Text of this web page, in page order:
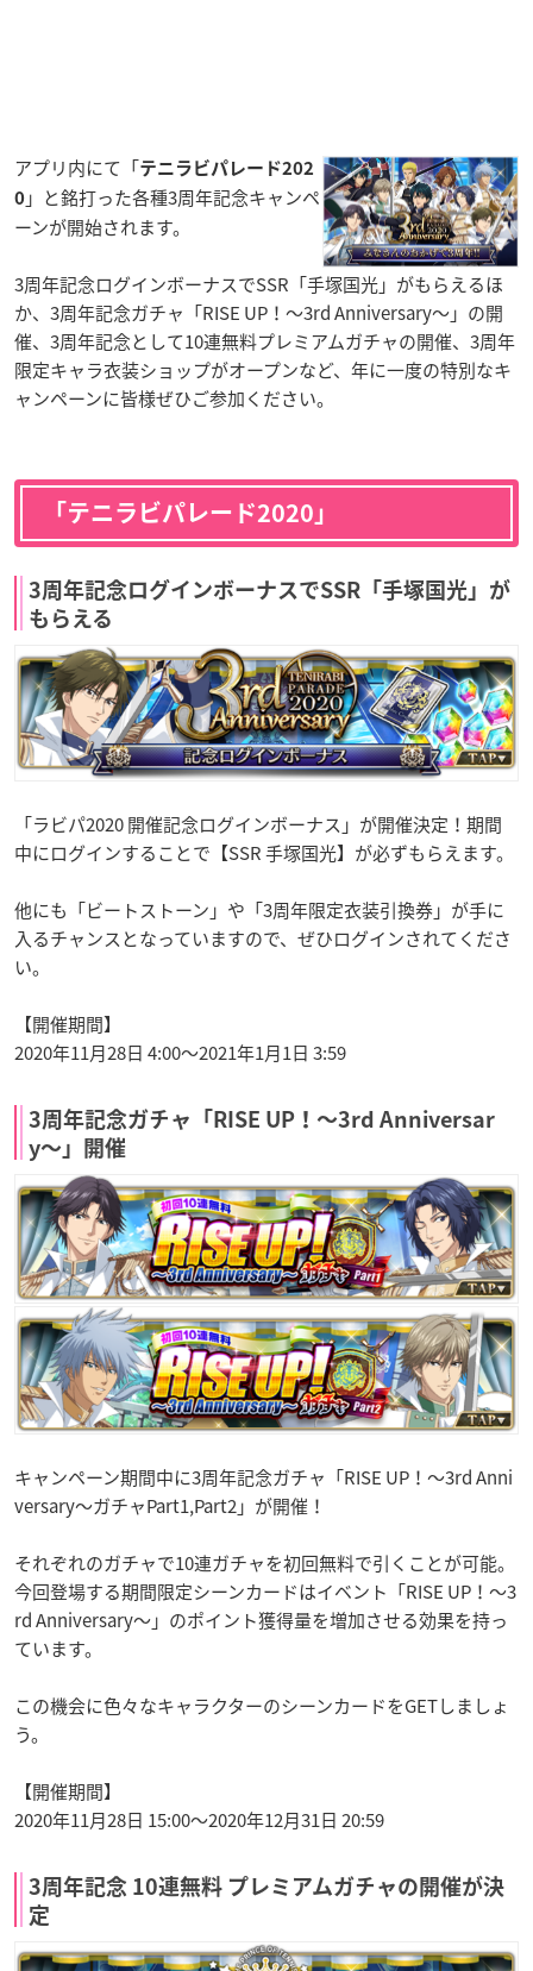
アプリ内にて「テニラビパレード202
0 」と銘打った各種3周年記念キャンペ
ーンが開始されます。
3周年記念ログインボーナスでSSR「手塚国光」がもらえるほ
か、3周年記念ガチャ「RISE UP！〜3rd Anniversary〜」の開
催、3周年記念として10連無料プレミアムガチャの開催、3周年
限定キャラ衣装ショップがオープンなど、年に一度の特別なキ
ャンペーンに皆様ぜひご参加ください。
「テニラビパレード2020」
3周年記念ログインボーナスでSSR「手塚国光」が
もらえる
「ラビパ2020 開催記念ログインボーナス」が開催決定！期間
中にログインすることで【SSR 手塚国光】が必ずもらえます。
他にも「ビートストーン」や「3周年限定衣装引換券」が手に
入るチャンスとなっていますので、ぜひログインされてくださ
い。
【開催期間】
2020年11月28日 4:00〜2021年1月1日 3:59
3周年記念ガチャ「RISE UP！〜3rd Anniversar
y〜」開催
キャンペーン期間中に3周年記念ガチャ「RISE UP！〜3rd Anni
versary〜ガチャPart1,Part2」が開催！
それぞれのガチャで10連ガチャを初回無料で引くことが可能。
今回登場する期間限定シーンカードはイベント「RISE UP！〜3
rd Anniversary〜」のポイント獲得量を増加させる効果を持っ
ています。
この機会に色々なキャラクターのシーンカードをGETしましょ
う。
【開催期間】
2020年11月28日 15:00〜2020年12月31日 20:59
3周年記念 10連無料 プレミアムガチャの開催が決
定